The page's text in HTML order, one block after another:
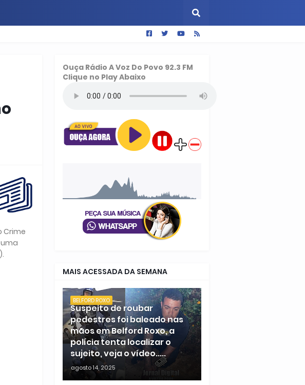
Crime
Ouça Rádio A Voz Do Povo 92.3 FM
Clique no Play Abaixo
MAIS ACESSADA DA SEMANA
BELFORD ROXO
Suspeito de roubar
pedestres foi baleado nas
mãos em Belford Roxo, a
polícia tenta localizar o
sujeito, veja o vídeo.....
agosto 14, 2025